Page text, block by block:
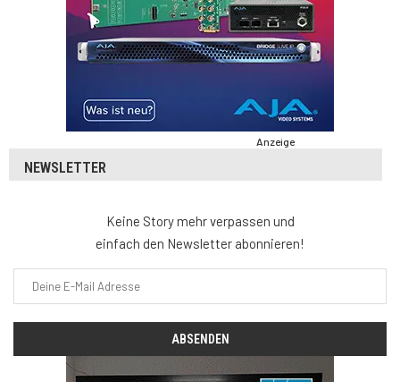
Anzeige
NEWSLETTER
Keine Story mehr verpassen und
einfach den Newsletter abonnieren!